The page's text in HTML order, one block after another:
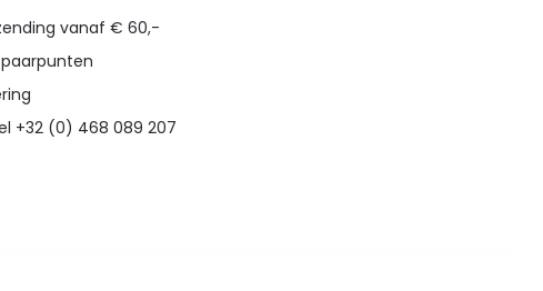
vanaf € 60,-
+32 (0) 468 089 207